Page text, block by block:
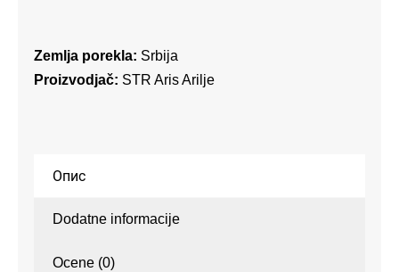
Zemlja porekla: Srbija
Proizvodjač: STR Aris Arilje
Опис
Dodatne informacije
Ocene (0)